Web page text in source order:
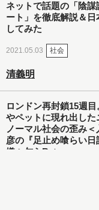
ネットで話題の「陰謀
ート」を徹底解説＆日
してみた
2021.05.03 社会
清義明
ロンドン再封鎖15週
やペットに現れ出した
ノーマル社会の歪み＜
彦の『足止め喰らい日
嫌々乍らReturns＞